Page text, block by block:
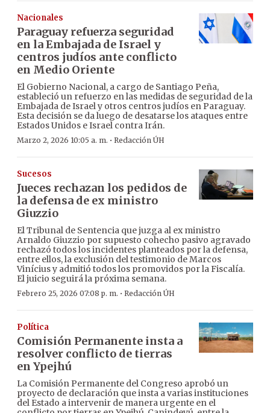
Nacionales
Paraguay refuerza seguridad
en la Embajada de Israel y
centros judíos ante conflicto
en Medio Oriente
El Gobierno Nacional, a cargo de Santiago Peña,
estableció un refuerzo en las medidas de seguridad de la
Embajada de Israel y otros centros judíos en Paraguay.
Esta decisión se da luego de desatarse los ataques entre
Estados Unidos e Israel contra Irán.
Marzo 2, 2026 10:05 a. m. · Redacción ÚH
Sucesos
Jueces rechazan los pedidos de
la defensa de ex ministro
Giuzzio
El Tribunal de Sentencia que juzga al ex ministro
Arnaldo Giuzzio por supuesto cohecho pasivo agravado
rechazó todos los incidentes planteados por la defensa,
entre ellos, la exclusión del testimonio de Marcos
Vinícius y admitió todos los promovidos por la Fiscalía.
El juicio seguirá la próxima semana.
Febrero 25, 2026 07:08 p. m. · Redacción ÚH
Política
Comisión Permanente insta a
resolver conflicto de tierras
en Ypejhú
La Comisión Permanente del Congreso aprobó un
proyecto de declaración que insta a varias instituciones
del Estado a intervenir de manera urgente en el